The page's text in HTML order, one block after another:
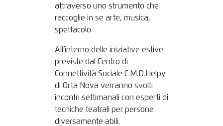
attraverso uno strumento che
raccoglie in se arte, musica,
spettacolo.
All’interno delle iniziative estive
previste dal Centro di
Connettività Sociale C.M.D.Helpy
di Orta Nova verranno svolti
incontri settimanali con esperti di
tecniche teatrali per persone
diversamente abili.